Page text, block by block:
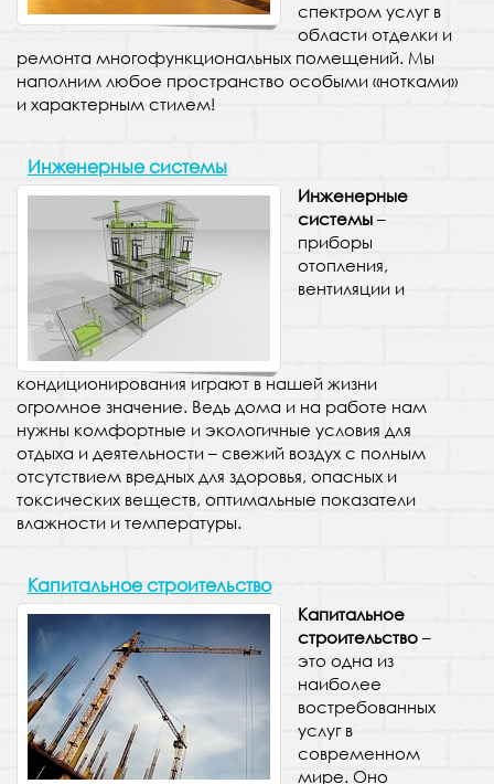
спектром услуг в
области отделки и
ремонта многофункциональных помещений. Мы
наполним любое пространство особыми «нотками»
и характерным стилем!
Инженерные системы
Инженерные
системы–
приборы
отопления,
вентиляции и
кондиционирования играют в нашей жизни
огромное значение. Ведь дома и на работе нам
нужны комфортные и экологичные условия для
отдыха и деятельности – свежий воздух с полным
отсутствием вредных для здоровья, опасных и
токсических веществ, оптимальные показатели
влажности и температуры.
Капитальное строительство
Капитальное
строительство –
это одна из
наиболее
востребованных
услуг в
современном
мире. Оно